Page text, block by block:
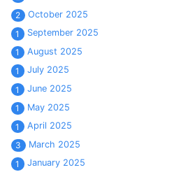
2
October 2025
1
September 2025
1
August 2025
1
July 2025
1
June 2025
1
May 2025
1
April 2025
3
March 2025
1
January 2025